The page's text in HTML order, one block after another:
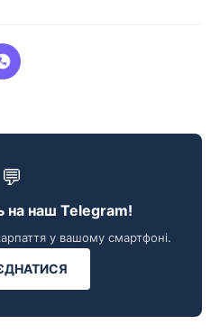
💬
на наш Telegram!
у вашому смартфоні.